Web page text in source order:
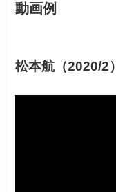
動画例
松本航（2020/2）